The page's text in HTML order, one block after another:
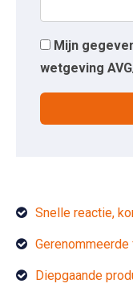
Mijn
wetgeving
Snelle reactie,
Diepgaande